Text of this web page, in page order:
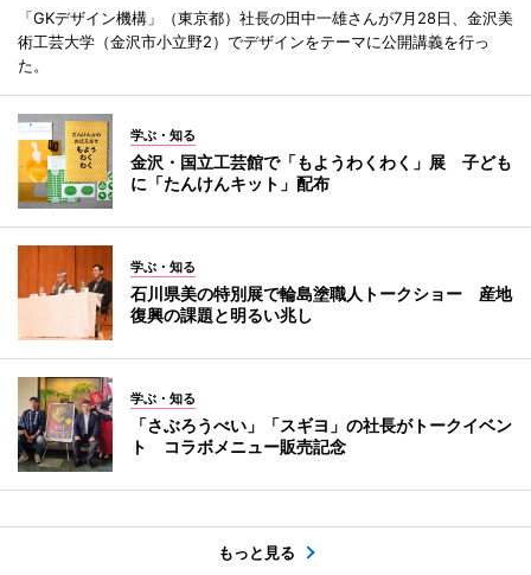
「GKデザイン機構」（東京都）社長の田中一雄さんが7月28日、金沢美
術工芸大学（金沢市小立野2）でデザインをテーマに公開講義を行っ
た。
学ぶ・知る
金沢・国立工芸館で「もようわくわく」展 子ども
に「たんけんキット」配布
学ぶ・知る
石川県美の特別展で輪島塗職人トークショー 産地
復興の課題と明るい兆し
学ぶ・知る
「さぶろうべい」「スギヨ」の社長がトークイベン
ト コラボメニュー販売記念
もっと見る